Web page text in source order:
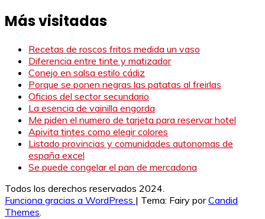
Más visitadas
Recetas de roscos fritos medida un vaso
Diferencia entre tinte y matizador
Conejo en salsa estilo cádiz
Porque se ponen negras las patatas al freirlas
Oficios del sector secundario
La esencia de vainilla engorda
Me piden el numero de tarjeta para reservar hotel
Apivita tintes como elegir colores
Listado provincias y comunidades autonomas de
españa excel
Se puede congelar el pan de mercadona
Todos los derechos reservados 2024.
Funciona gracias a WordPress | Tema: Fairy porCandid
Themes.